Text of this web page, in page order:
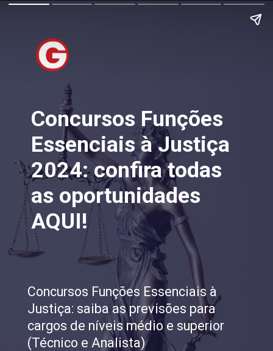
Concursos Funções
Essenciais à Justiça
2024: confira todas
as oportunidades
AQUI!
Concursos Funções Essenciais à
Justiça: saiba as previsões para
cargos de níveis médio e superior
(Técnico e Analista)